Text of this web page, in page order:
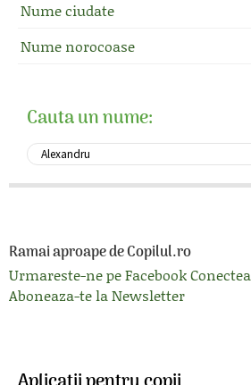
Nume ciudate
Nume norocoase
Cauta un nume:
Ramai aproape de Copilul.ro
Urmareste-ne pe Facebook
Aboneaza-te la Newsletter